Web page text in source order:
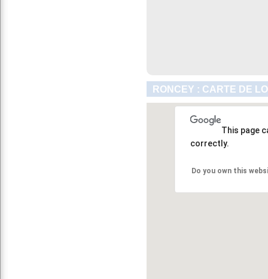
RONCEY : CARTE DE
This page
correctly.
Do you own this